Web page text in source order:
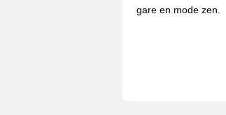
gare en mode zen.